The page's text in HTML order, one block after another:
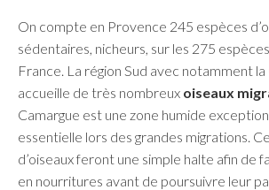
On compte en Provence 245 espèces
sédentaires, nicheurs, sur les 275
France. La région Sud avec notamment la
accueille de très nombreux oiseaux
Camargue est une zone humide
essentielle lors des grandes migrations.
d’oiseaux feront une simple halte afin de
en nourritures avant de poursuivre leur